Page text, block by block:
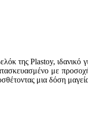
της Plastoy, ιδανικό
με
μια δόση